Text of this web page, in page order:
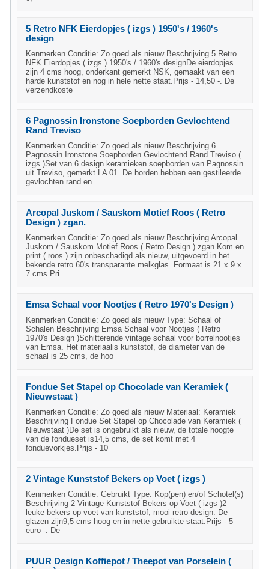
5 Retro NFK Eierdopjes ( izgs ) 1950's / 1960's
design
Kenmerken Conditie: Zo goed als nieuw Beschrijving 5 Retro
NFK Eierdopjes ( izgs ) 1950's / 1960's designDe eierdopjes
zijn 4 cms hoog, onderkant gemerkt NSK, gemaakt van een
harde kunststof en nog in hele nette staat.Prijs - 14,50 -. De
verzendkoste
6 Pagnossin Ironstone Soepborden Gevlochtend
Rand Treviso
Kenmerken Conditie: Zo goed als nieuw Beschrijving 6
Pagnossin Ironstone Soepborden Gevlochtend Rand Treviso (
izgs )Set van 6 design keramieken soepborden van Pagnossin
uit Treviso, gemerkt LA 01. De borden hebben een gestileerde
gevlochten rand en
Arcopal Juskom / Sauskom Motief Roos ( Retro
Design ) zgan.
Kenmerken Conditie: Zo goed als nieuw Beschrijving Arcopal
Juskom / Sauskom Motief Roos ( Retro Design ) zgan.Kom en
print ( roos ) zijn onbeschadigd als nieuw, uitgevoerd in het
bekende retro 60's transparante melkglas. Formaat is 21 x 9 x
7 cms.Pri
Emsa Schaal voor Nootjes ( Retro 1970's Design )
Kenmerken Conditie: Zo goed als nieuw Type: Schaal of
Schalen Beschrijving Emsa Schaal voor Nootjes ( Retro
1970's Design )Schitterende vintage schaal voor borrelnootjes
van Emsa. Het materiaalis kunststof, de diameter van de
schaal is 25 cms, de hoo
Fondue Set Stapel op Chocolade van Keramiek (
Nieuwstaat )
Kenmerken Conditie: Zo goed als nieuw Materiaal: Keramiek
Beschrijving Fondue Set Stapel op Chocolade van Keramiek (
Nieuwstaat )De set is ongebruikt als nieuw, de totale hoogte
van de fondueset is14,5 cms, de set komt met 4
fonduevorkjes.Prijs - 10
2 Vintage Kunststof Bekers op Voet ( izgs )
Kenmerken Conditie: Gebruikt Type: Kop(pen) en/of Schotel(s)
Beschrijving 2 Vintage Kunststof Bekers op Voet ( izgs )2
leuke bekers op voet van kunststof, mooi retro design. De
glazen zijn9,5 cms hoog en in nette gebruikte staat.Prijs - 5
euro -. De
PUUR Design Koffiepot / Theepot van Porselein (